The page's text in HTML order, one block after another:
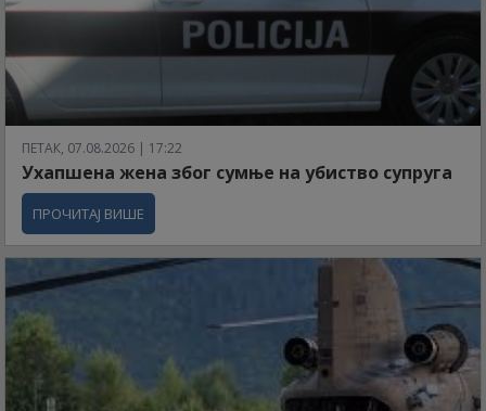
ПЕТАК, 07.08.2026 | 17:22
Ухапшена жена због сумње на убиство супруга
ПРОЧИТАЈ ВИШЕ